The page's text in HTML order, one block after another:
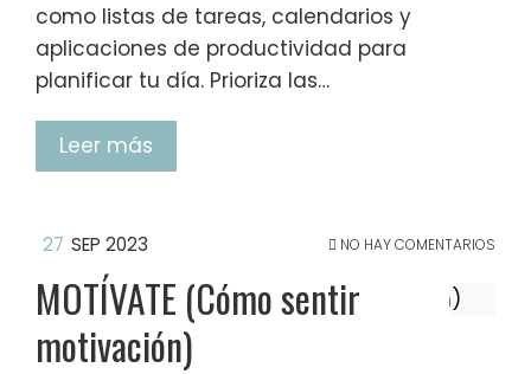
como listas de tareas, calendarios y
aplicaciones de productividad para
planificar tu día. Prioriza las…
Leer más
27 SEP 2023 NO HAY COMENTARIOS
MOTÍVATE (Cómo sentir
motivación)